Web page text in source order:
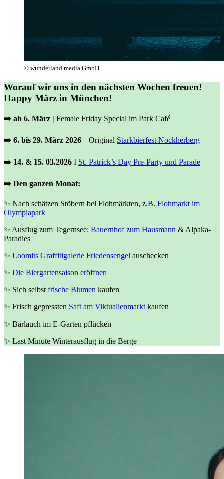
© wunderland media GmbH
Worauf wir uns in den nächsten Wochen freuen!
Happy März in München!
➡️ ab 6. März | Female Friday Special im Park Café
➡️ 6. bis 29. März 2026 | Original Starkbierfest Nockherberg
➡️ 14. & 15. 03.2026 I St. Patrick’s Day Pre-Party und Parade
➡️ Den ganzen Monat:
✨ Nach schätzen Stöbern bei Flohmärkten, z.B. Flohmarkt im
Olympiapark
✨ Ausflug zum Tegernsee: Bauernhof zum Hausmann & Alpaka-
Paradies
✨ Loomits Graffitigalerie Friedensengel auschecken
✨ Die Biergartensaison eröffnen
✨ Sich selbst frische Blumen kaufen
✨ Frisch gepressten Saft am Viktualienmarkt kaufen
✨ Bärlauch im E-Garten pflücken
✨ Last Minute Winterausflug in die Berge